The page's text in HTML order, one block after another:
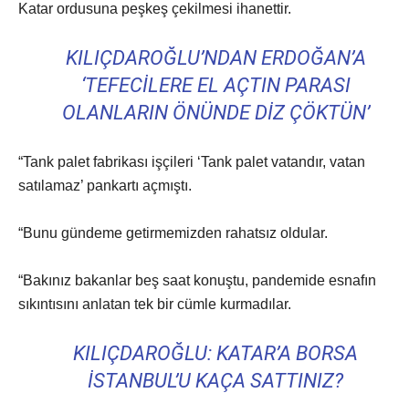
Katar ordusuna peşkeş çekilmesi ihanettir.
KILIÇDAROĞLU’NDAN ERDOĞAN’A
‘TEFECILERE EL AÇTIN PARASI
OLANLARIN ÖNÜNDE DIZ ÇÖKTÜN’
“Tank palet fabrikası işçileri ‘Tank palet vatandır, vatan
satılamaz’ pankartı açmıştı.
“Bunu gündeme getirmemizden rahatsız oldular.
“Bakınız bakanlar beş saat konuştu, pandemide esnafın
sıkıntısını anlatan tek bir cümle kurmadılar.
KILIÇDAROĞLU: KATAR’A BORSA
İSTANBUL’U KAÇA SATTINIZ?